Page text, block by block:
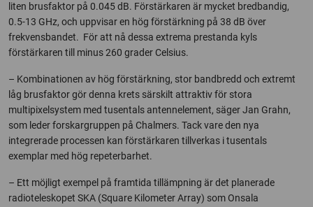
liten brusfaktor på 0.045 dB. Förstärkaren är mycket bredbandig,
0.5-13 GHz, och uppvisar en hög förstärkning på 38 dB över
frekvensbandet. För att nå dessa extrema prestanda kyls
förstärkaren till minus 260 grader Celsius.
– Kombinationen av hög förstärkning, stor bandbredd och extremt
låg brusfaktor gör denna krets särskilt attraktiv för stora
multipixelsystem med tusentals antennelement, säger Jan Grahn,
som leder forskargruppen på Chalmers. Tack vare den nya
integrerade processen kan förstärkaren tillverkas i tusentals
exemplar med hög repeterbarhet.
– Ett möjligt exempel på framtida tillämpning är det planerade
radioteleskopet SKA (Square Kilometer Array) som Onsala